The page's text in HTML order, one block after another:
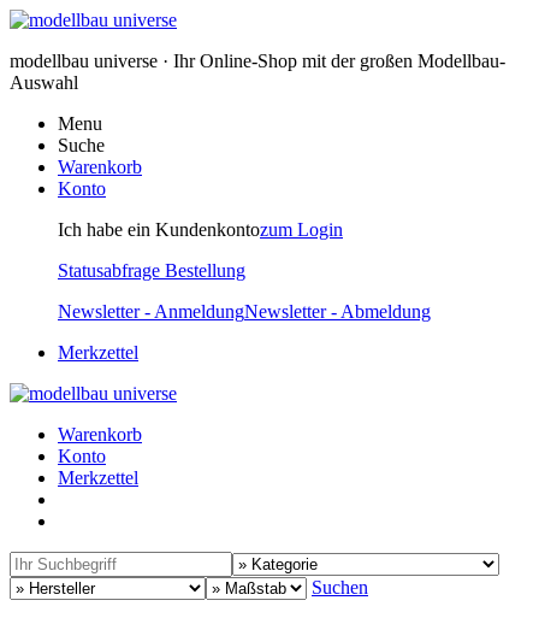
modellbau universe · Ihr Online-Shop mit der großen Modellbau-
Auswahl
Menu
Suche
Warenkorb
Konto
Ich habe ein Kundenkontozum Login
Statusabfrage Bestellung
Newsletter - AnmeldungNewsletter - Abmeldung
Merkzettel
Warenkorb
Konto
Merkzettel
Suchen